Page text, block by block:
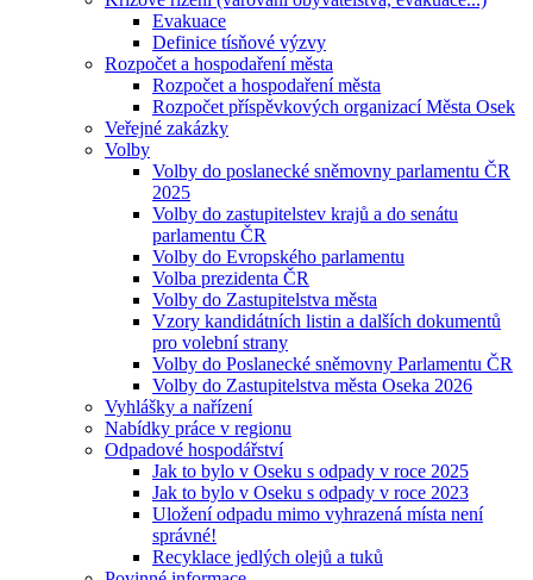
Evakuace
Definice tísňové výzvy
Rozpočet a hospodaření města
Rozpočet a hospodaření města
Rozpočet příspěvkových organizací Města Osek
Veřejné zakázky
Volby
Volby do poslanecké sněmovny parlamentu ČR
2025
Volby do zastupitelstev krajů a do senátu
parlamentu ČR
Volby do Evropského parlamentu
Volba prezidenta ČR
Volby do Zastupitelstva města
Vzory kandidátních listin a dalších dokumentů
pro volební strany
Volby do Poslanecké sněmovny Parlamentu ČR
Volby do Zastupitelstva města Oseka 2026
Vyhlášky a nařízení
Nabídky práce v regionu
Odpadové hospodářství
Jak to bylo v Oseku s odpady v roce 2025
Jak to bylo v Oseku s odpady v roce 2023
Uložení odpadu mimo vyhrazená místa není
správné!
Recyklace jedlých olejů a tuků